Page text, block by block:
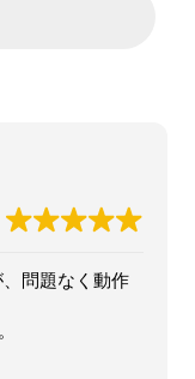
問題なく動作